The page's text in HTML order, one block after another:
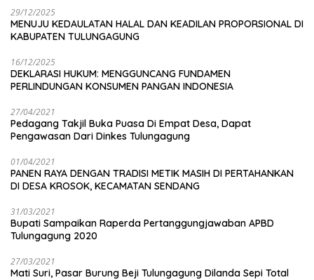
29/12/2025
MENUJU KEDAULATAN HALAL DAN KEADILAN PROPORSIONAL DI
KABUPATEN TULUNGAGUNG
16/12/2025
DEKLARASI HUKUM: MENGGUNCANG FUNDAMEN
PERLINDUNGAN KONSUMEN PANGAN INDONESIA
27/04/2021
Pedagang Takjil Buka Puasa Di Empat Desa, Dapat
Pengawasan Dari Dinkes Tulungagung
01/04/2021
PANEN RAYA DENGAN TRADISI METIK MASIH DI PERTAHANKAN
DI DESA KROSOK, KECAMATAN SENDANG
31/03/2021
Bupati Sampaikan Raperda Pertanggungjawaban APBD
Tulungagung 2020
27/03/2021
Mati Suri, Pasar Burung Beji Tulungagung Dilanda Sepi Total